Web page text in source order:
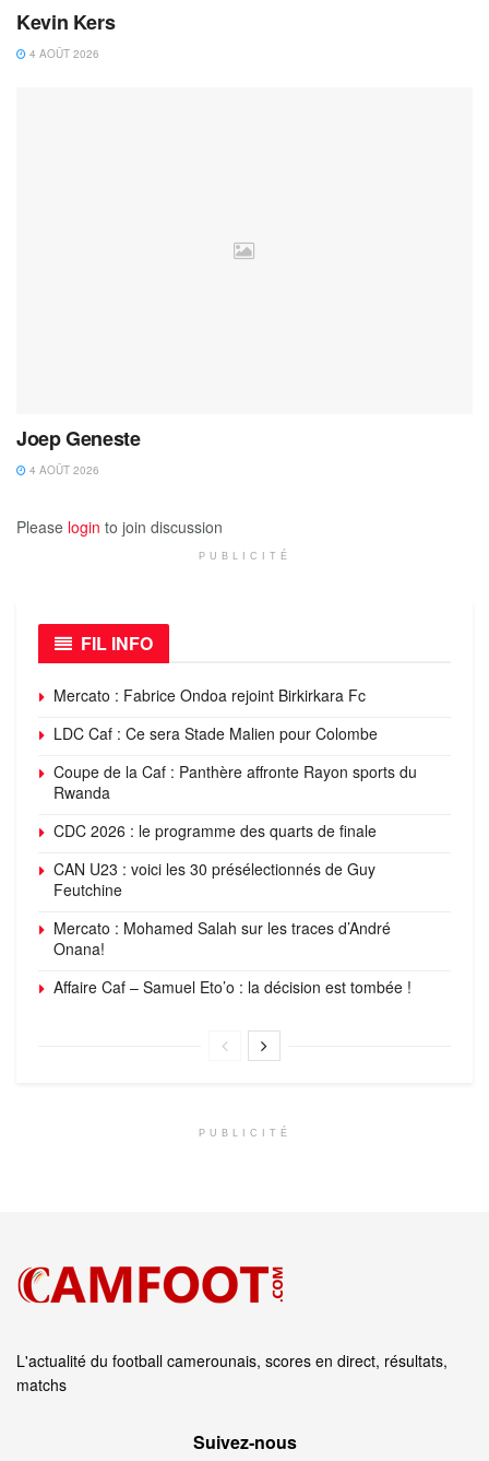
Kevin Kers
4 AOÛT 2026
Joep Geneste
4 AOÛT 2026
Please login to join discussion
PUBLICITÉ
FIL INFO
Mercato : Fabrice Ondoa rejoint Birkirkara Fc
LDC Caf : Ce sera Stade Malien pour Colombe
Coupe de la Caf : Panthère affronte Rayon sports du
Rwanda
CDC 2026 : le programme des quarts de finale
CAN U23 : voici les 30 présélectionnés de Guy
Feutchine
Mercato : Mohamed Salah sur les traces d’André
Onana!
Affaire Caf – Samuel Eto’o : la décision est tombée !
PUBLICITÉ
L'actualité du football camerounais, scores en direct, résultats,
matchs
Suivez‑nous